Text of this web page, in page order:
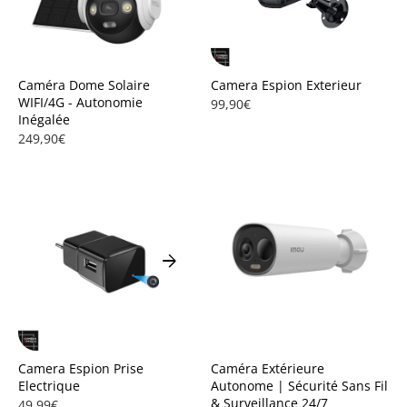
Caméra Dome Solaire
WIFI/4G - Autonomie
Inégalée
249,90€
Camera Espion Exterieur
99,90€
arrow_forward
Camera Espion Prise
Electrique
Caméra Extérieure
Autonome | Sécurité Sans Fil
& Surveillance 24/7